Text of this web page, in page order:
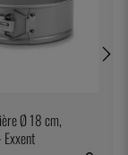
Ø 18 cm,